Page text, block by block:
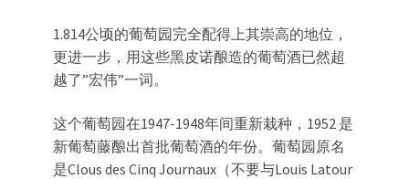
1.814公顷的葡萄园完全配得上其崇高的地位，
更进一步，用这些黑皮诺酿造的葡萄酒已然超
越了”宏伟”一词。
这个葡萄园在1947-1948年间重新栽种，1952 是
新葡萄藤酿出首批葡萄酒的年份。葡萄园原名
是Clous des Cinq Journaux（不要与Louis Latour